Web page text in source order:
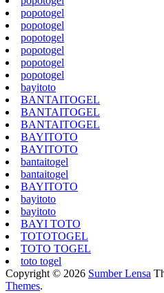
popotogel
popotogel
popotogel
popotogel
popotogel
popotogel
bayitoto
BANTAITOGEL
BANTAITOGEL
BANTAITOGEL
BAYITOTO
BAYITOTO
bantaitogel
bantaitogel
BAYITOTO
bayitoto
bayitoto
BAYI TOTO
TOTOTOGEL
TOTO TOGEL
toto togel
Copyright © 2026 Sumber Lensa
Themes.